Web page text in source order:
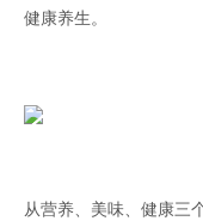
健康养生。
从营养、美味、健康三